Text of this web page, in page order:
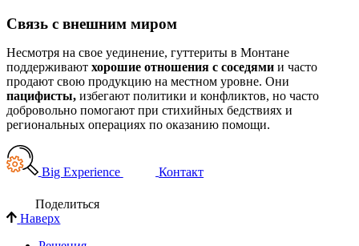
Связь с внешним миром
Несмотря на свое уединение, гуттериты в Монтане
поддерживают хорошие отношения с соседями и часто
продают свою продукцию на местном уровне. Они
пацифисты, избегают политики и конфликтов, но часто
добровольно помогают при стихийных бедствиях и
региональных операциях по оказанию помощи.
Big Experience Контакт
Поделиться
Наверх